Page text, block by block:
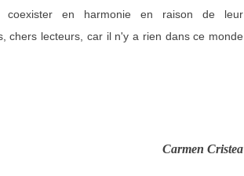
coexister en harmonie en raison de leur
chers lecteurs, car il n'y a rien dans ce monde
Carmen Cristea